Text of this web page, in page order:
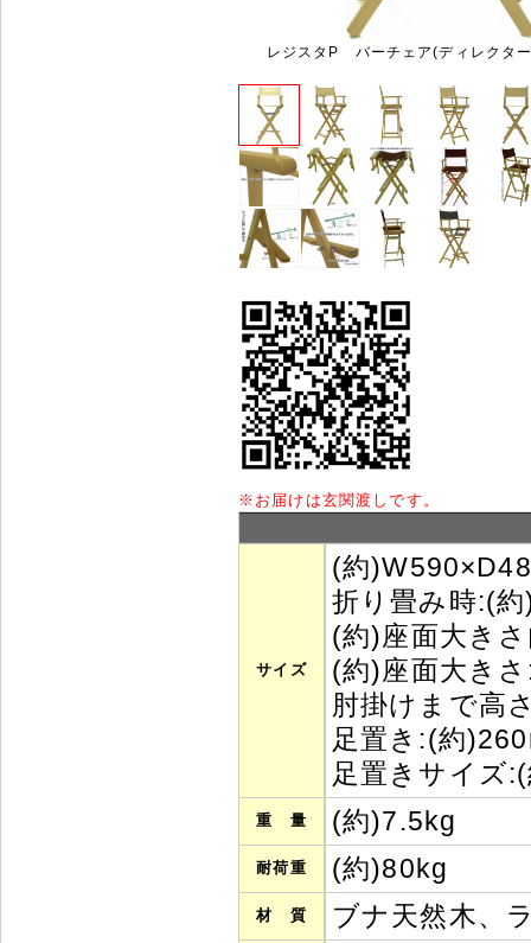
レジスタP バーチェア(ディレクタ
※ お届けは玄関渡しです。
サイズ
(約
折り畳み時:(
(約)座面大き
(約)座面大き
肘掛けまで高
足置き:(約
足置きサイズ
重 量 (約)7.5kg
耐荷重 (約)80kg
材 質 ブナ天然木、